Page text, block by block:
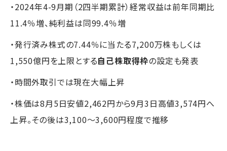
・2024年4-9月期（2四半期累計）経常収益は前年同期比
11.4％増、純利益は同99.4％増
・発行済み株式の7.44％に当たる7,200万株もしくは
1,550億円を上限とする自己株取得枠の設定も発表
・時間外取引では現在大幅上昇
・株価は8月5日安値2,462円から9月3日高値3,574円へ
上昇。その後は3,100～3,600円程度で推移